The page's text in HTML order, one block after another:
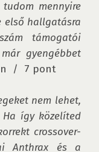
mennyire
első hallgatásra
támogatói
gyengébbet
/  7 pont
nem lehet,
így közelíted
crossover-
Anthrax és a